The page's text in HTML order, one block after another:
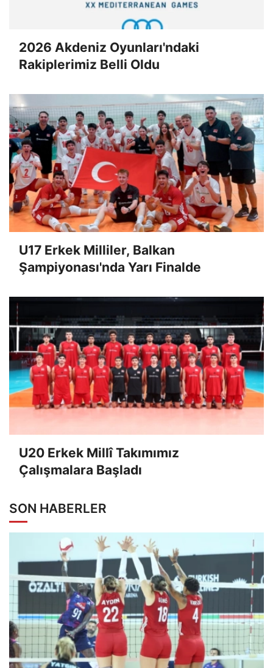
2026 Akdeniz Oyunları'ndaki
Rakiplerimiz Belli Oldu
U17 Erkek Milliler, Balkan
Şampiyonası'nda Yarı Finalde
U20 Erkek Millî Takımımız
Çalışmalara Başladı
SON HABERLER